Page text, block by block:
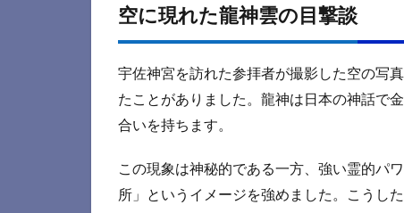
空に現れた龍神雲の目撃談
宇佐神宮を訪れた参拝者が撮影した空の写
たことがありました。龍神は日本の神話で
合いを持ちます。
この現象は神秘的である一方、強い霊的パ
所」というイメージを強めました。こうし